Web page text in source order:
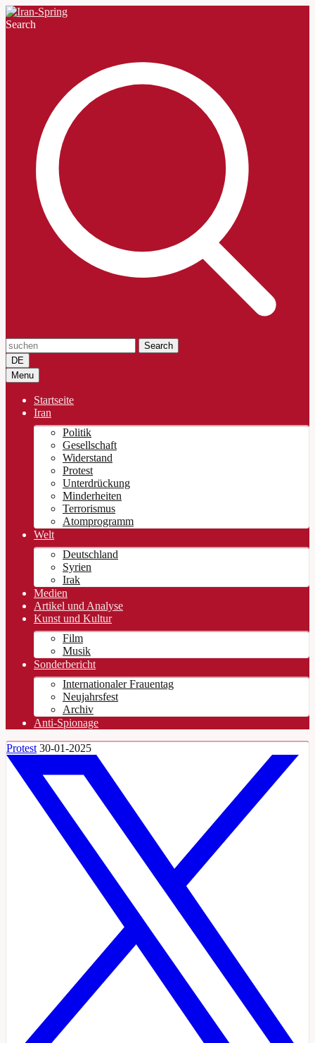
Search
Search
DE
Menu
Startseite
Iran
Politik
Gesellschaft
Widerstand
Protest
Unterdrückung
Minderheiten
Terrorismus
Atomprogramm
Welt
Deutschland
Syrien
Irak
Medien
Artikel und Analyse
Kunst und Kultur
Film
Musik
Sonderbericht
Internationaler Frauentag
Neujahrsfest
Archiv
Anti-Spionage
Protest 30-01-2025